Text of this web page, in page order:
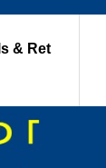
& Ret